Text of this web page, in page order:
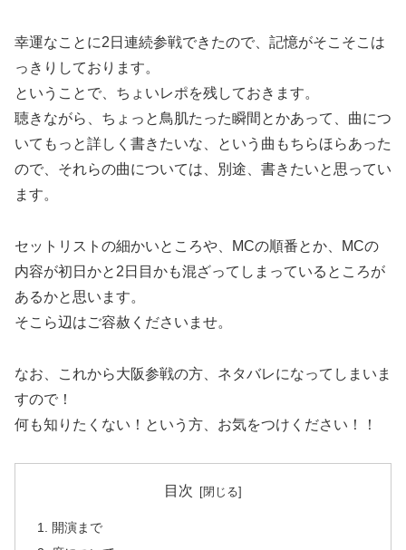
幸運なことに2日連続参戦できたので、記憶がそこそこは
っきりしております。
ということで、ちょいレポを残しておきます。
聴きながら、ちょっと鳥肌たった瞬間とかあって、曲につ
いてもっと詳しく書きたいな、という曲もちらほらあった
ので、それらの曲については、別途、書きたいと思ってい
ます。
セットリストの細かいところや、MCの順番とか、MCの
内容が初日かと2日目かも混ざってしまっているところが
あるかと思います。
そこら辺はご容赦くださいませ。
なお、これから大阪参戦の方、ネタバレになってしまいま
すので！
何も知りたくない！という方、お気をつけください！！
目次
開演まで